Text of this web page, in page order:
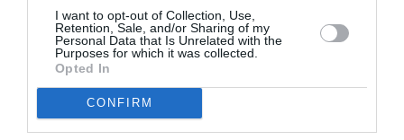
I want to opt-out of Collection, Use,
Retention, Sale, and/or Sharing of my
Personal Data that Is Unrelated with the
Purposes for which it was collected.
Opted In
CONFIRM
Următorul articol
Înmormântare laică pentru Napolitano,
pentru prima dată un președinte cu
funeralii la Camera Deputaților: ce implică